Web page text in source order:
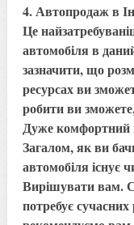
4. Автопродаж в
Ценай
автомобіля в
зазначити, що
ресурсах ви
робити ви
Дуже комфортний і
Загалом, як ви
автомобіля існує
Вирішувати вам.
потребує